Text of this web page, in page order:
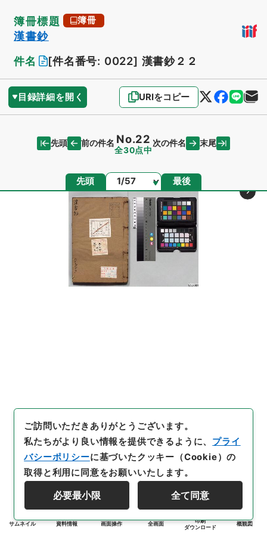
簿冊標題 簿冊
漢書鈔
件名
[件名番号: 0022] 漢書鈔２２
目録詳細を開く URIをコピー
先頭 前の件名 No.22
全30点中
次の件名 末尾
先頭 ページ 最後
サムネイル 資料情報 画面操作 全画面
印刷
ダウンロード
概観図
ご訪問いただきありがとうございます。
私たちがより良い情報を提供できるように、 プライ
バシーポリシーに基づいたクッキー（Cookie）の
取得と利用に同意をお願いいたします。
必要最小限 全て同意